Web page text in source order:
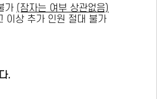
가 (잠자는 여부 상관없음)
이상 추가 인원 절대 불가
.